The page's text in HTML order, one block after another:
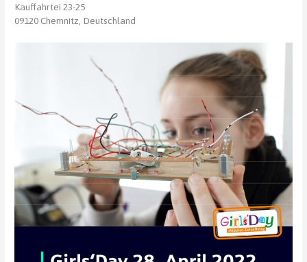
Kauffahrtei 23-25
09120 Chemnitz, Deutschland